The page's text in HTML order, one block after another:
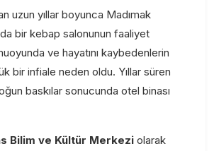
uzun yıllar boyunca Madımak
bir kebap salonunun faaliyet
ve hayatını kaybedenlerin
bir infiale neden oldu. Yıllar süren
baskılar sonucunda otel binası
Bilim ve Kültür Merkezi olarak